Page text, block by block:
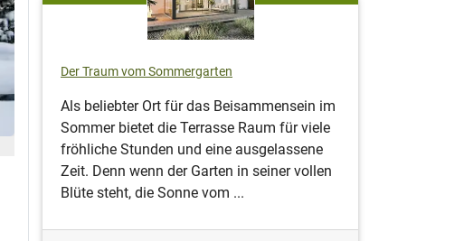
Der Traum vom Sommergarten
Als beliebter Ort für das Beisammensein im
Sommer bietet die Terrasse Raum für viele
fröhliche Stunden und eine ausgelassene
Zeit. Denn wenn der Garten in seiner vollen
Blüte steht, die Sonne vom ...